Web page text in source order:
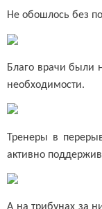
Не обошлось без
Благо врачи были
необходимости.
Тренеры в
активно